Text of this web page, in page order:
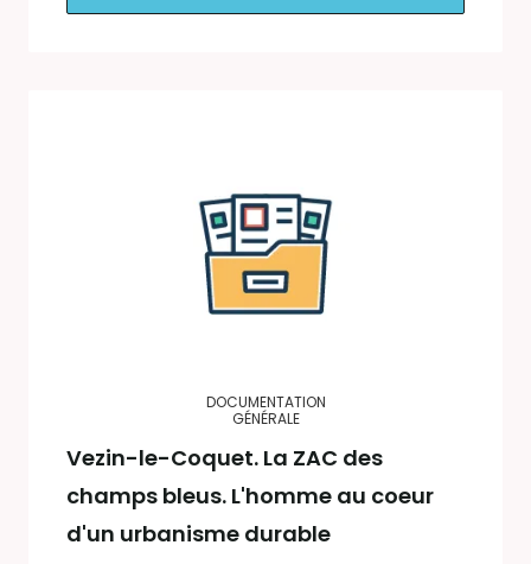
DOCUMENTATION
GÉNÉRALE
Vezin-le-Coquet. La ZAC des
champs bleus. L'homme au coeur
d'un urbanisme durable